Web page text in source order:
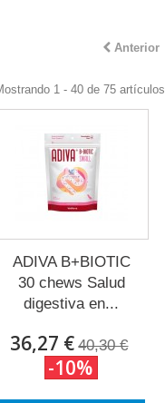
Anterior
1 - 40 de 75 artículos
ADIVA B+BIOTIC
30 chews Salud
digestiva en...
36,27 € 40,30 €
-10%